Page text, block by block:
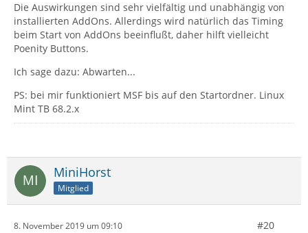
Die Auswirkungen sind sehr vielfältig und unabhängig von
installierten AddOns. Allerdings wird natürlich das Timing
beim Start von AddOns beeinflußt, daher hilft vielleicht
Poenity Buttons.
Ich sage dazu: Abwarten...
PS: bei mir funktioniert MSF bis auf den Startordner. Linux
Mint TB 68.2.x
MiniHorst
Mitglied
8. November 2019 um 09:10 #20